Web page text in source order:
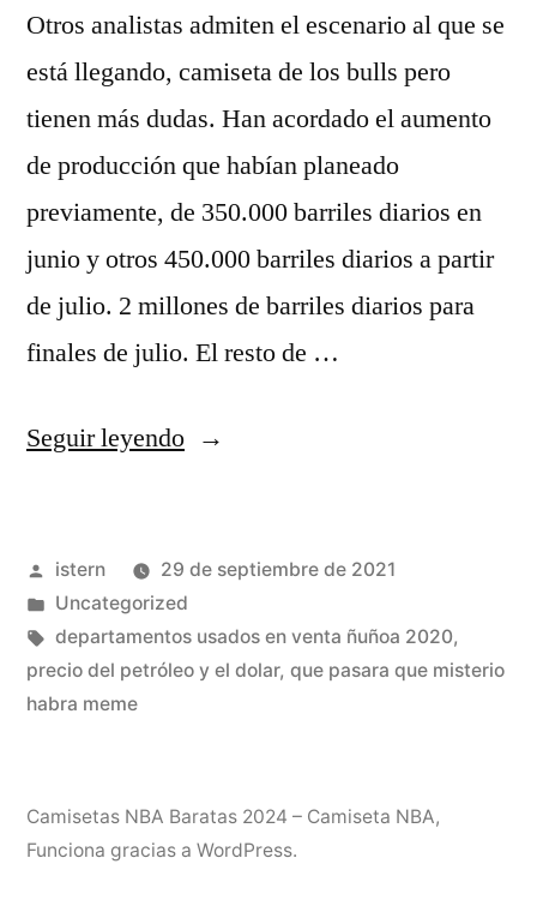
Otros analistas admiten el escenario al que se
está llegando, camiseta de los bulls pero
tienen más dudas. Han acordado el aumento
de producción que habían planeado
previamente, de 350.000 barriles diarios en
junio y otros 450.000 barriles diarios a partir
de julio. 2 millones de barriles diarios para
finales de julio. El resto de …
Seguir leyendo«poleras
Publicado
por
istern
29 de septiembre de 2021
Publicado
en
Uncategorized
Etiquetas:
departamentos usados en venta ñuñoa 2020,
precio del petróleo y el dolar, que pasara que misterio
habra meme
Camisetas NBA Baratas 2024 – Camiseta NBA,
Funciona gracias a WordPress.